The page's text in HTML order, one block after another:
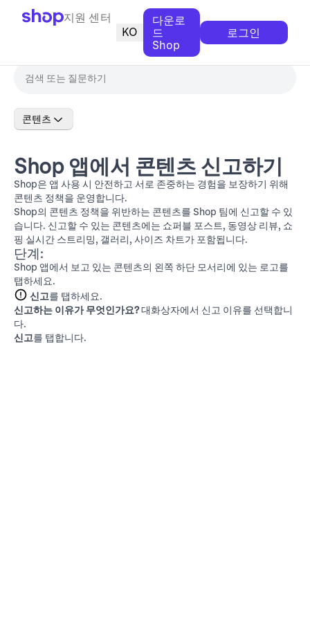
지원 센터
KO
다운로
드
Shop
로그인
콘텐츠
Shop 앱에서 콘텐츠 신고하기
Shop은 앱 사용 시 안전하고 서로 존중하는 경험을 보장하기 위해
콘텐츠 정책을 운영합니다.
Shop의 콘텐츠 정책을 위반하는 콘텐츠를 Shop 팀에 신고할 수 있
습니다. 신고할 수 있는 콘텐츠에는 쇼퍼블 포스트, 동영상 리뷰, 쇼
핑 실시간 스트리밍, 갤러리, 사이즈 차트가 포함됩니다.
단계:
Shop 앱에서 보고 있는 콘텐츠의 왼쪽 하단 모서리에 있는 로고를
탭하세요.
신고를 탭하세요.
신고하는 이유가 무엇인가요?대화상자에서 신고 이유를 선택합니
다.
신고를 탭합니다.